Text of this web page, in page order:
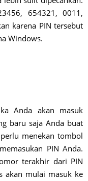
654321, 0011,
karena PIN tersebut
Windows.
Anda akan masuk
baru saja Anda buat
menekan tombol
PIN Anda.
terakhir dari PIN
akan mulai masuk ke